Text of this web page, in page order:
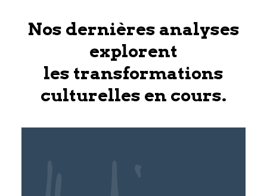
Nos dernières analyses
explorent
les transformations
culturelles en cours.